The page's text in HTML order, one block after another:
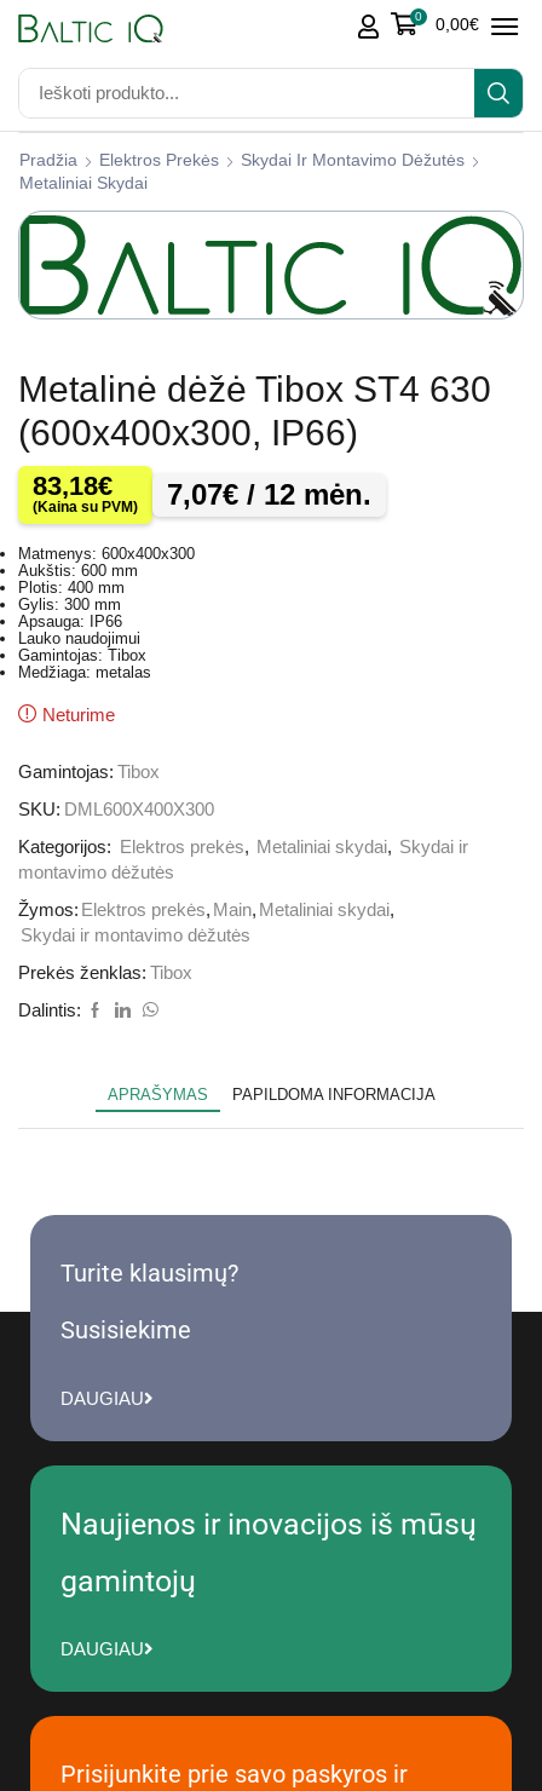
0 0,00€
Pradžia Elektros Prekės
Skydai Ir Montavimo Dėžutės
Metaliniai Skydai
Metalinė dėžė Tibox ST4 630
(600x400x300, IP66)
83,18€
(Kaina su PVM) 7,07€ / 12 mėn.
Matmenys: 600x400x300
Aukštis: 600 mm
Plotis: 400 mm
Gylis: 300 mm
Apsauga: IP66
Lauko naudojimui
Gamintojas: Tibox
Medžiaga: metalas
Neturime
Gamintojas: Tibox
SKU: DML600X400X300
Kategorijos: Elektros prekės, Metaliniai skydai, Skydai ir
montavimo dėžutės
Žymos: Elektros prekės, Main, Metaliniai skydai,
Skydai ir montavimo dėžutės
Prekės ženklas: Tibox
Dalintis:
APRAŠYMAS PAPILDOMA INFORMACIJA
Turite klausimų?
Susisiekime
DAUGIAU
Naujienos ir inovacijos iš mūsų
gamintojų
DAUGIAU
Prisijunkite prie savo paskyros ir